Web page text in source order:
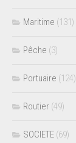
Maritime (131)
Pêche (3)
Portuaire (124)
Routier (49)
SOCIETE (69)